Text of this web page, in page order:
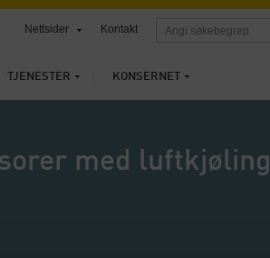
TJENESTER KONSERNET
Nettsider Kontakt
med luftkjøling